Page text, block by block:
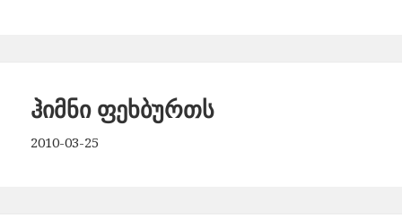
ჰიმნი ფეხბურთს
2010-03-25